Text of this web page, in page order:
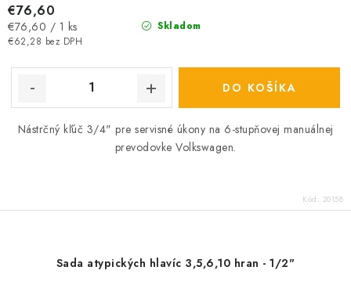
Skladom
€62,28 bez DPH
€76,60
Jednotková
cena:
€76,60 / 1 ks
DO KOŠÍKA
Nástrčný kľúč 3/4" pre servisné úkony na 6-stupňovej manuálnej
prevodovke Volkswagen.
Kód: 20158
Sada atypických hlavíc 3,5,6,10 hran - 1/2"